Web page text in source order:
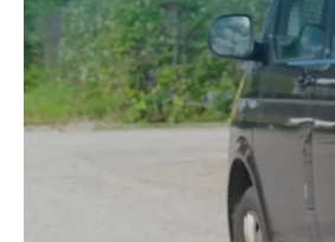
Släpvagnsförsäkring
Husvagnsförsäkring